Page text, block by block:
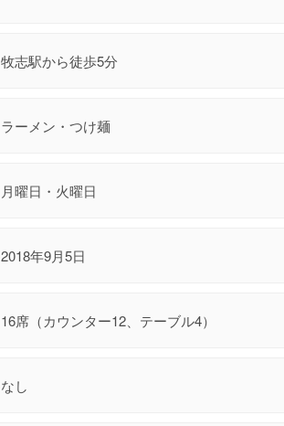
牧志駅から徒歩5分
ラーメン・つけ麺
月曜日・火曜日
2018年9月5日
16席（カウンター12、テーブル4）
なし